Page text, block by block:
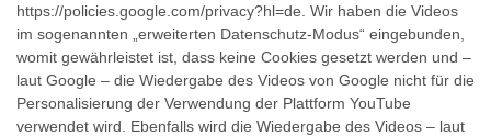
https://policies.google.com/privacy?hl=de. Wir haben die Videos
im sogenannten „erweiterten Datenschutz-Modus“ eingebunden,
womit gewährleistet ist, dass keine Cookies gesetzt werden und –
laut Google – die Wiedergabe des Videos von Google nicht für die
Personalisierung der Verwendung der Plattform YouTube
verwendet wird. Ebenfalls wird die Wiedergabe des Videos – laut